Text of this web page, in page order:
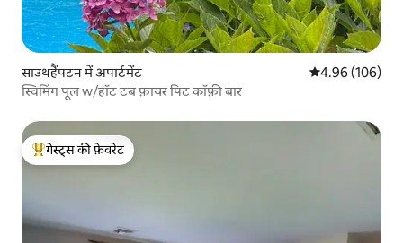
साउथहैंपटन में अपार्टमेंट औसत रेटिंग 5 में से
4.96 (106)
स्विमिंग पूल w/हॉट टब फ़ायर पिट कॉफ़ी बार
गेस्ट्स का टॉप फ़ेवरेट
गेस्ट्स की फ़ेवरेट